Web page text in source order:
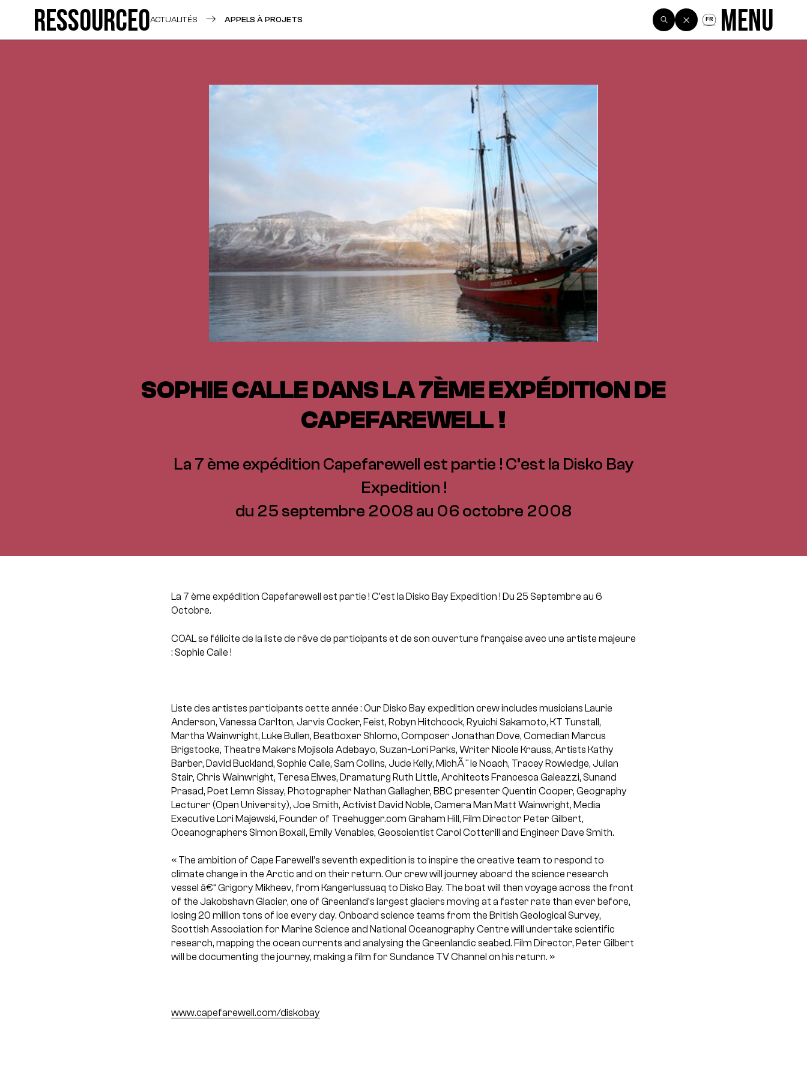
Ressource0ACTUALITÉS APPELS À PROJETS FR Menu
SOPHIE CALLE DANS LA 7ÈME EXPÉDITION DE
CAPEFAREWELL !
La 7 ème expédition Capefarewell est partie ! C’est la Disko Bay
Expedition !
du 25 septembre 2008 au 06 octobre 2008
La 7 ème expédition Capefarewell est partie ! C’est la Disko Bay Expedition ! Du 25 Septembre au 6
Octobre.
COAL se félicite de la liste de rêve de participants et de son ouverture française avec une artiste majeure
: Sophie Calle !
Liste des artistes participants cette année : Our Disko Bay expedition crew includes musicians Laurie
Anderson, Vanessa Carlton, Jarvis Cocker, Feist, Robyn Hitchcock, Ryuichi Sakamoto, KT Tunstall,
Martha Wainwright, Luke Bullen, Beatboxer Shlomo, Composer Jonathan Dove, Comedian Marcus
Brigstocke, Theatre Makers Mojisola Adebayo, Suzan-Lori Parks, Writer Nicole Krauss, Artists Kathy
Barber, David Buckland, Sophie Calle, Sam Collins, Jude Kelly, MichÃ¨le Noach, Tracey Rowledge, Julian
Stair, Chris Wainwright, Teresa Elwes, Dramaturg Ruth Little, Architects Francesca Galeazzi, Sunand
Prasad, Poet Lemn Sissay, Photographer Nathan Gallagher, BBC presenter Quentin Cooper, Geography
Lecturer (Open University), Joe Smith, Activist David Noble, Camera Man Matt Wainwright, Media
Executive Lori Majewski, Founder of Treehugger.com Graham Hill, Film Director Peter Gilbert,
Oceanographers Simon Boxall, Emily Venables, Geoscientist Carol Cotterill and Engineer Dave Smith.
« The ambition of Cape Farewell’s seventh expedition is to inspire the creative team to respond to
climate change in the Arctic and on their return. Our crew will journey aboard the science research
vessel â€“ Grigory Mikheev, from Kangerlussuaq to Disko Bay. The boat will then voyage across the front
of the Jakobshavn Glacier, one of Greenland’s largest glaciers moving at a faster rate than ever before,
losing 20 million tons of ice every day. Onboard science teams from the British Geological Survey,
Scottish Association for Marine Science and National Oceanography Centre will undertake scientific
research, mapping the ocean currents and analysing the Greenlandic seabed. Film Director, Peter Gilbert
will be documenting the journey, making a film for Sundance TV Channel on his return. »
www.capefarewell.com/diskobay